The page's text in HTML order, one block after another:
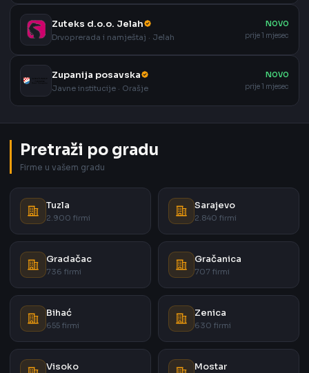
Zuteks d.o.o. Jelah
Drvoprerada i namještaj · Jelah
NOVO
prije 1 mjesec
Zupanija posavska
Javne institucije · Orašje
NOVO
prije 1 mjesec
Pretraži po gradu
Firme u vašem gradu
Tuzla
2.900 firmi
Sarajevo
2.840 firmi
Gradačac
736 firmi
Gračanica
707 firmi
Bihać
655 firmi
Zenica
630 firmi
Visoko Mostar